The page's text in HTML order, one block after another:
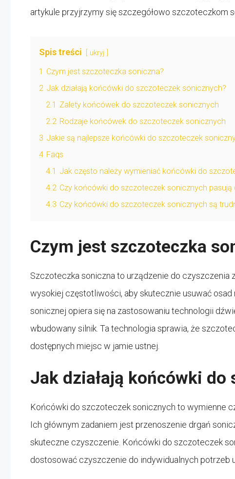
artykule przyjrzymy się szczegółowo szczoteczkom
Spis treści ukryj
1 Czym jest szczoteczka soniczna?
2 Jak działają końcówki do szczoteczek sonicznych?
2.1 Zalety końcówek do szczoteczek sonicznych
2.2 Rodzaje końcówek do szczoteczek sonicznych
3 Jakie są najlepsze końcówki do szczoteczek
4 Faqs
4.1 Jak często należy wymieniać końcówki do
4.2 Czy końcówki do szczoteczek sonicznych
4.3 Czy końcówki do szczoteczek sonicznych są
Czym jest szczoteczka
Szczoteczka soniczna to urządzenie do czyszczenia
wysokiej częstotliwości, aby skutecznie usuwać osad
sonicznej opiera się na zastosowaniu technologii
wbudowany silnik. Ta technologia sprawia, że
dostępnych miejsc w jamie ustnej.
Jak działają końcówki
Końcówki do szczoteczek sonicznych to wymienne
Ich głównym zadaniem jest przenoszenie drgań
skuteczne czyszczenie. Końcówki do szczoteczek
dostosować czyszczenie do indywidualnych potrzeb